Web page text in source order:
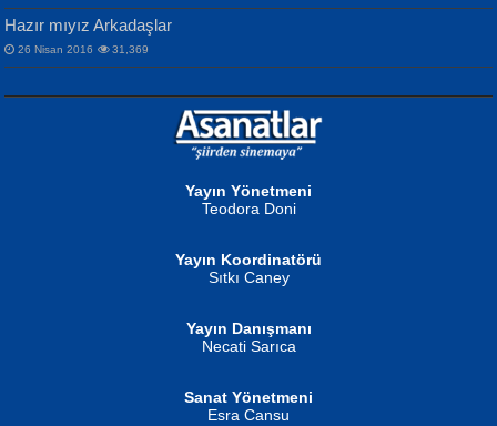
NURAN KÖSE BAYDAR
Ben Deniz Değilim ki...
Hazır mıyız Arkadaşlar
26 Nisan 2016 31,369
Yayın Yönetmeni
Teodora Doni
Yayın Koordinatörü
Sıtkı Caney
Yayın Danışmanı
Necati Sarıca
Sanat Yönetmeni
Esra Cansu